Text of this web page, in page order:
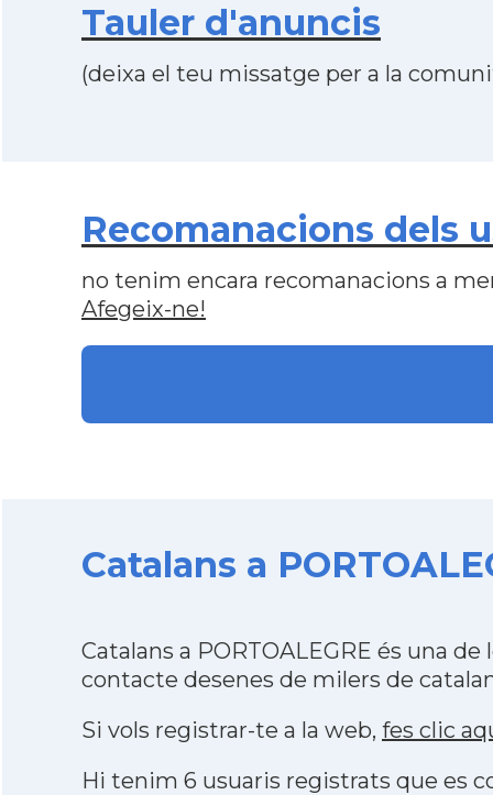
Tauler d'anuncis
(deixa el teu missatge per a la
Recomanacions dels
no tenim encara recomanacions a
Afegeix-ne!
Catalans a
Catalans a PORTOALEGRE és una
contacte desenes de milers de
Si vols registrar-te a la web, fes clic
Hi tenim 6 usuaris registrats que es